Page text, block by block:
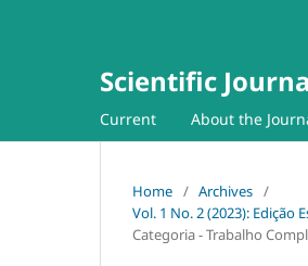
Scientific
Current About the
Home / Archives /
Vol. 1 No. 2 (2023): Edição
Categoria - Trabalho